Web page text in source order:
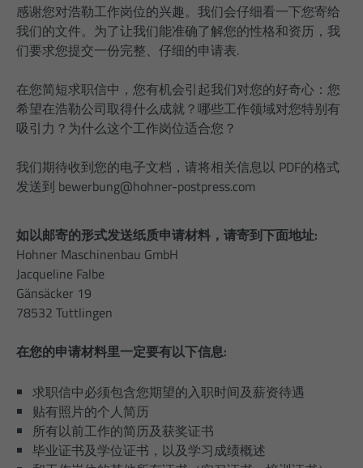
感谢您对浩勒工作岗位的兴趣。我们会仔细看一下您寄给
我们的文件。为了让我们能准确了解您的性格和资历，我
们要求您提交一份完整、仔细的申请表.
在您简短求职信中，您有机会引起我们对您的好奇心：您
希望在浩勒公司取得什么成就？哪些工作领域对您特别有
吸引力？为什么这个工作岗位适合您？
我们期待收到您的电子文档，请将相关信息以 PDF的格式
发送到 bewerbung@hohner-postpress.com
如以邮寄的形式发送纸质申请材料，请寄到下面地址:
Hohner Maschinenbau GmbH
Jacqueline Falbe
Gänsäcker 19
78532 Tuttlingen
在您的申请材料里一定要有以下信息:
求职信中必须包含您期望的入职时间及薪资待遇
贴有照片的个人简历
所有以前工作的简历及获奖证书
毕业证书及学位证书，以及学习成绩概述
意图
oder der Website enthält, auf das es sich
bezieht. Es scheint eine Variation des
_gat-Cookies zu sein, das verwendet wird,
hohem Traffic-Aufkommen
aufgezeichnete Datenmenge zu
begrenzen.